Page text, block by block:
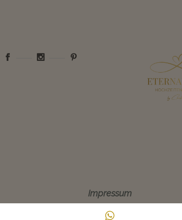
Impressum